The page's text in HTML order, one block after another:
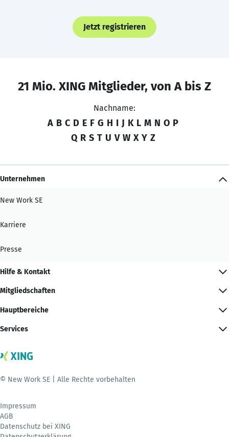
Jetzt registrieren
21 Mio. XING Mitglieder, von A bis Z
Nachname:
A B C D E F G H I J K L M N O P
Q R S T U V W X Y Z
Unternehmen
New Work SE
Karriere
Presse
Hilfe & Kontakt
Mitgliedschaften
Hauptbereiche
Services
© New Work SE | Alle Rechte vorbehalten
Impressum
AGB
Datenschutz bei XING